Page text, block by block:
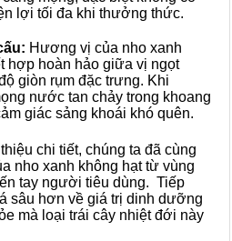
lợi tối đa khi thưởng thức.
Hương vị của nho xanh
hợp hoàn hảo giữa vị ngọt
giòn rụm đặc trưng. Khi
nước tan chảy trong khoang
giác sảng khoái khó quên.
chi tiết, chúng ta đã cùng
nho xanh không hạt từ vùng
tay người tiêu dùng. Tiếp
sâu hơn về giá trị dinh dưỡng
mà loại trái cây nhiệt đới này